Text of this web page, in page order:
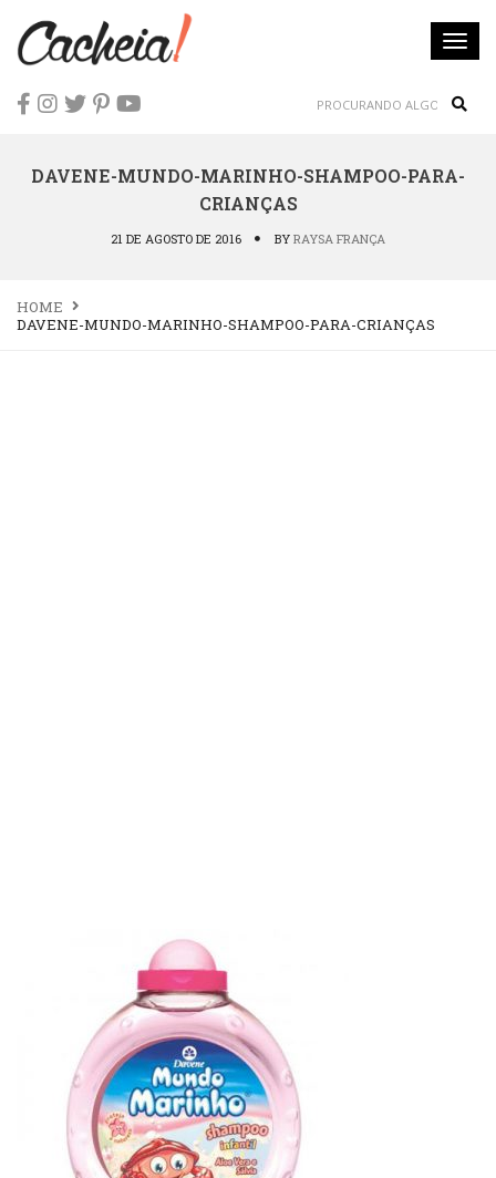
DAVENE-MUNDO-MARINHO-SHAMPOO-PARA-
CRIANÇAS
21 DE AGOSTO DE 2016 BY RAYSA FRANÇA
HOME
DAVENE-MUNDO-MARINHO-SHAMPOO-PARA-CRIANÇAS